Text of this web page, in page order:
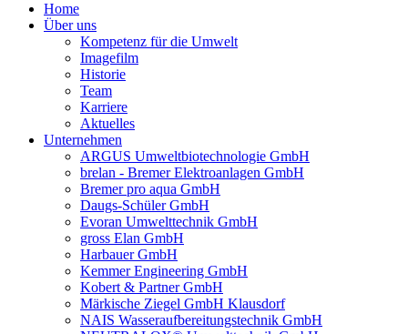
Home
Über uns
Kompetenz für die Umwelt
Imagefilm
Historie
Team
Karriere
Aktuelles
Unternehmen
ARGUS Umweltbiotechnologie GmbH
brelan - Bremer Elektroanlagen GmbH
Bremer pro aqua GmbH
Daugs-Schüler GmbH
Evoran Umwelt­technik GmbH
gross Elan GmbH
Harbauer GmbH
Kemmer Engineering GmbH
Kobert & Partner GmbH
Märkische Ziegel GmbH Klausdorf
NAIS Wasseraufbereitungstechnik GmbH